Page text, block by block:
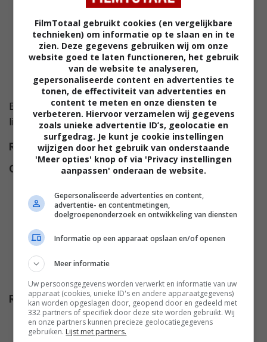
Binnenhuisarchitecte Doris Day deelt de telefoon met
liedjesschrijver en playboy Hudson.
Regie Michael Gordon.
Cast
Marcel Dalio, Rock Hudson
Thelma Ritter,Nick Adams
Meade,Allen Jenkins,Lee
Gerry
, Hayden Rorke
Valerie
Allen
Release
17.12.1959
FilmTotaal gebruikt cookies (en vergelijkbare
technieken) om informatie op te slaan en in te
zien. Deze gegevens gebruiken wij om onze
website goed te laten functioneren, het gebruik
van de website te analyseren,
gepersonaliseerde content en advertenties te
tonen, de effectiviteit van advertenties en
content te meten en onze diensten te
verbeteren. Hiervoor verzamelen wij gegevens
zoals unieke advertentie ID’s, geolocatie en
surfgedrag. Je kunt je cookie instellingen
wijzigen door het gebruik van onderstaande
'Meer opties' knop of via 'Privacy instellingen
aanpassen' onderaan de website.
Gepersonaliseerde advertenties en content,
advertentie- en contentmetingen,
doelgroepenonderzoek en ontwikkeling van diensten
Informatie op een apparaat opslaan en/of openen
Meer informatie
Uw persoonsgegevens worden verwerkt en informatie van uw
apparaat (cookies, unieke ID's en andere apparaatgegevens)
kan worden opgeslagen door, geopend door en gedeeld met
332 partners of specifiek door deze site worden gebruikt. Wij
en onze partners kunnen precieze geolocatiegegevens
gebruiken. Lijst met partners.